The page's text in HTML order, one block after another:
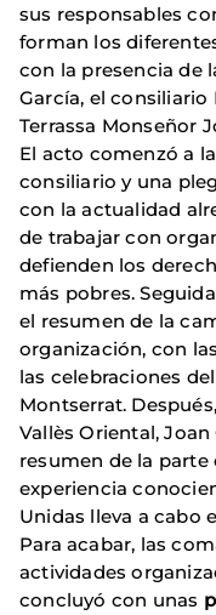
sus responsables
forman los
con la presencia de
García, el consiliario
Terrassa Monseñor
El acto comenzó a
consiliario y una
con la actualidad
de trabajar con
defienden los
más pobres.
el resumen de la
organización, con
las celebraciones
Montserrat.
Vallès Oriental,
resumen de la
experiencia
Unidas lleva a cabo
Para acabar, las
actividades
concluyó con unas